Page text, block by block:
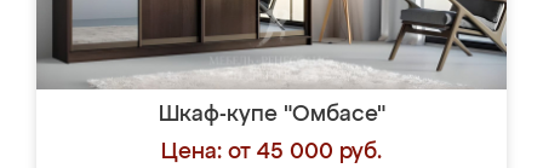
Шкаф-купе "Омбасе"
Цена: от 45 000 руб.